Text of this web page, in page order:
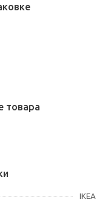
товара
IKEA